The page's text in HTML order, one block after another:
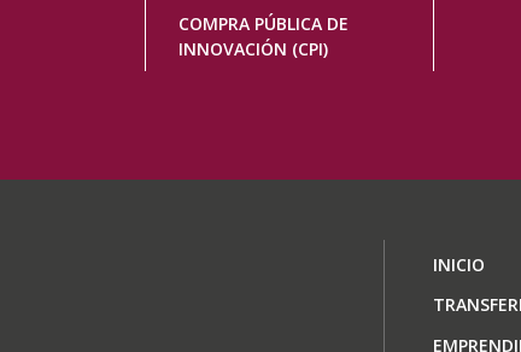
COMPRA PÚBLICA DE
INNOVACIÓN (CPI)
INICIO